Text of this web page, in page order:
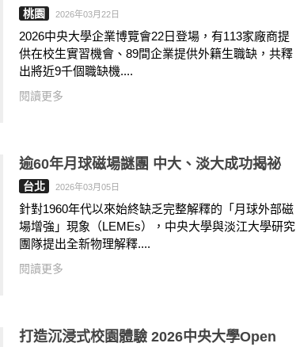
桃園 2026年03月22日
2026中央大學企業博覽會22日登場，有113家廠商提
供在校生實習機會、89間企業提供外籍生職缺，共釋
出將近9千個職缺機....
閱讀更多
逾60年月球磁場謎團 中大、淡大成功揭祕
台北 2026年03月05日
針對1960年代以來始終缺乏完整解釋的「月球外部磁
場增強」現象（LEMEs），中央大學與淡江大學研究
團隊提出全新物理解釋....
閱讀更多
打造沉浸式校園體驗 2026中央大學Open